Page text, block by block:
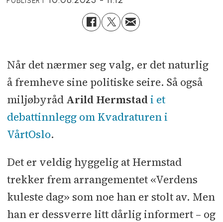
Når det nærmer seg valg, er det naturlig
å fremheve sine politiske seire. Så også
miljøbyråd Arild Hermstadi et
debattinnlegg om Kvadraturen i
VårtOslo.
Det er veldig hyggelig at Hermstad
trekker frem arrangementet «Verdens
kuleste dag» som noe han er stolt av. Men
han er dessverre litt dårlig informert – og